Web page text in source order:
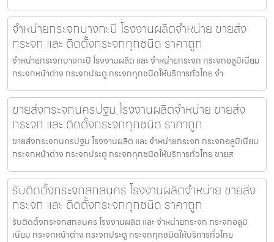
จำหน่ายกระจกบางกะปิ โรงงานผลิตจำหน่าย ขายส่ง
กระจก และ ติดตั้งกระจกทุกชนิด ราคาถูก
จำหน่ายกระจกบางกะปิ โรงงานผลิต และ จำหน่ายกระจก กระจกอลูมิเนียม
กระจกหน้าต่าง กระจกประตู กระจกทุกชนิดให้บริการทั่วไทย จำ
ขายส่งกระจกนครปฐม โรงงานผลิตจำหน่าย ขายส่ง
กระจก และ ติดตั้งกระจกทุกชนิด ราคาถูก
ขายส่งกระจกนครปฐม โรงงานผลิต และ จำหน่ายกระจก กระจกอลูมิเนียม
กระจกหน้าต่าง กระจกประตู กระจกทุกชนิดให้บริการทั่วไทย ขายส
รับติดตั้งกระจกสกลนคร โรงงานผลิตจำหน่าย ขายส่ง
กระจก และ ติดตั้งกระจกทุกชนิด ราคาถูก
รับติดตั้งกระจกสกลนคร โรงงานผลิต และ จำหน่ายกระจก กระจกอลูมิ
เนียม กระจกหน้าต่าง กระจกประตู กระจกทุกชนิดให้บริการทั่วไทย